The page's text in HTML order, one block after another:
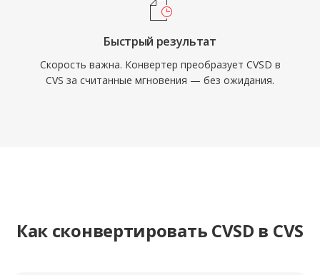
Быстрый результат
Скорость важна. Конвертер преобразует CVSD в
CVS за считанные мгновения — без ожидания.
Как сконвертировать CVSD в CVS